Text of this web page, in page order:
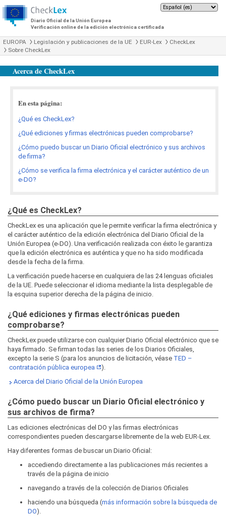
Diario Oficial de la Unión Europea
Verificación online de la edición electrónica certificada
EUROPA Legislación y publicaciones de la UE EUR-Lex
CheckLex
Sobre CheckLex
Acerca de CheckLex
En esta página:
¿Qué es CheckLex?
¿Qué ediciones y firmas electrónicas pueden comprobarse?
¿Cómo puedo buscar un Diario Oficial electrónico y sus archivos
de firma?
¿Cómo se verifica la firma electrónica y el carácter auténtico de un
e-DO?
¿Qué es CheckLex?
CheckLex es una aplicación que le permite verificar la firma electrónica y
el carácter auténtico de la edición electrónica del Diario Oficial de la
Unión Europea (e-DO). Una verificación realizada con éxito le garantiza
que la edición electrónica es auténtica y que no ha sido modificada
desde la fecha de la firma.
La verificación puede hacerse en cualquiera de las 24 lenguas oficiales
de la UE. Puede seleccionar el idioma mediante la lista desplegable de
la esquina superior derecha de la página de inicio.
¿Qué ediciones y firmas electrónicas pueden
comprobarse?
CheckLex puede utilizarse con cualquier Diario Oficial electrónico que se
haya firmado. Se firman todas las series de los Diarios Oficiales,
excepto la serie S (para los anuncios de licitación, véase TED –
contratación pública europea
).
Acerca del Diario Oficial de la Unión Europea
¿Cómo puedo buscar un Diario Oficial electrónico y
sus archivos de firma?
Las ediciones electrónicas del DO y las firmas electrónicas
correspondientes pueden descargarse libremente de la web EUR‑Lex.
Hay diferentes formas de buscar un Diario Oficial:
accediendo directamente a las publicaciones más recientes a
través de la página de inicio
navegando a través de la colección de Diarios Oficiales
haciendo una búsqueda (más información sobre la búsqueda de
DO).